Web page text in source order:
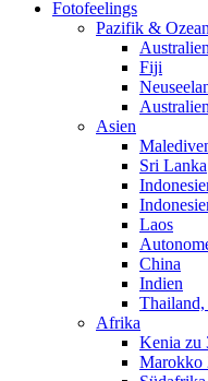
Fotofeelings
Pazifik &
Fiji
Australien
Asien
Sri Lanka
Laos
China
Indien
Thailand,
Afrika
Kenia zu
Marokko